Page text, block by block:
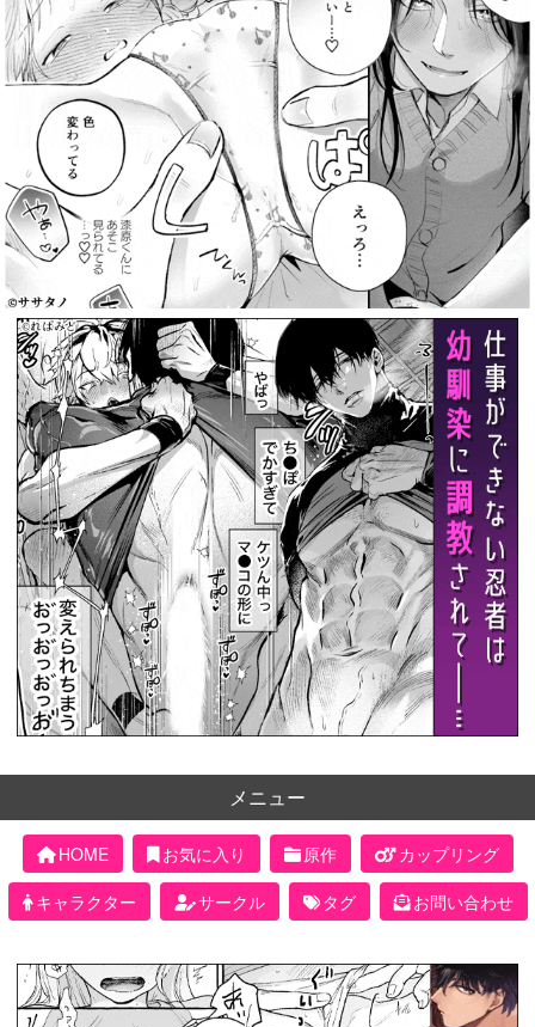
メニュー
HOME お気に入り 原作
カップリング
キャラクター
サークル タグ お問い合わせ